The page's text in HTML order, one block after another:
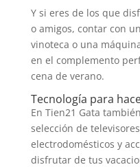
Y si eres de los que
o amigos, contar con
vinoteca o una
en el complemento
cena de verano.
Tecnología para
En Tien21 Gata
selección de
electrodomésticos y
disfrutar de tus